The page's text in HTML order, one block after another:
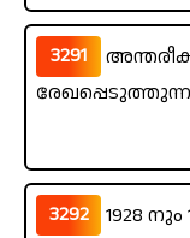
3291
3292
1928